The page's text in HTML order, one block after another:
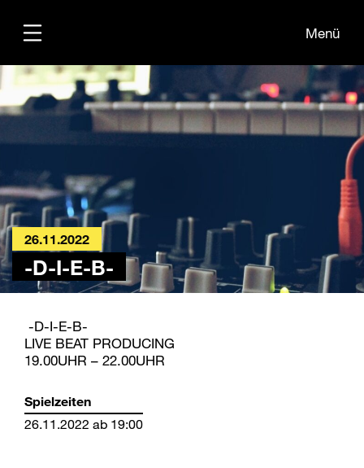
Informationen
Kontakt
Menü
26.11.2022
-D-I-E-B-
-D-I-E-B-
LIVE BEAT PRODUCING
19.00UHR – 22.00UHR
Spielzeiten
26.11.2022 ab 19:00